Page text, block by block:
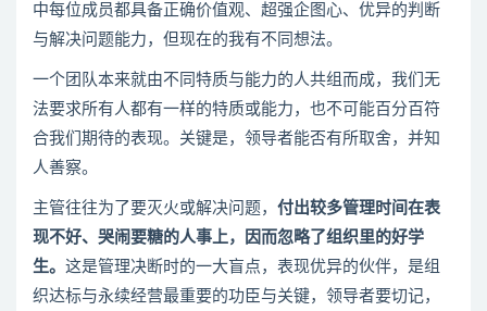
中每位成员都具备正确价值观、超强企图心、优异的判断
与解决问题能力，但现在的我有不同想法。
一个团队本来就由不同特质与能力的人共组而成，我们无
法要求所有人都有一样的特质或能力，也不可能百分百符
合我们期待的表现。关键是，领导者能否有所取舍，并知
人善察。
主管往往为了要灭火或解决问题， 付出较多管理时间在表
现不好、哭闹要糖的人事上，因而忽略了组织里的好学
生。 这是管理决断时的一大盲点，表现优异的伙伴，是组
织达标与永续经营最重要的功臣与关键，领导者要切记，